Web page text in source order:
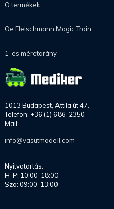
O termékek
Oe Fleischmann Magic Train
1-es méretarány
1013 Budapest, Attila út 47.
Telefon: +36 (1) 686-2350
Mail:
info@vasutmodell.com
Nyitvatartás:
H-P: 10:00-18:00
Szo: 09:00-13:00